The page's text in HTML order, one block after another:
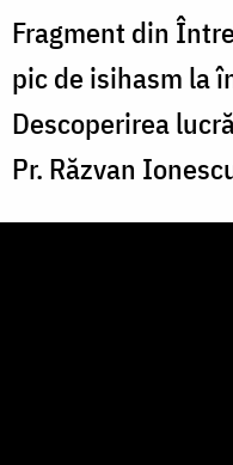
Fragment din
pic de isihasm la
Descoperirea
Pr. Răzvan